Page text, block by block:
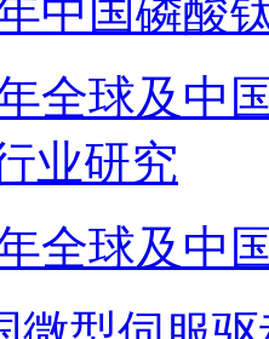
中国磷酸
全球及中
业研究
全球及中